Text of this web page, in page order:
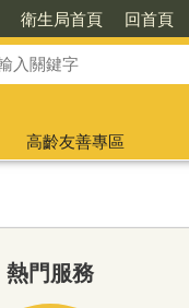
衛生局首頁 回首頁
高齡友善專區
熱門服務